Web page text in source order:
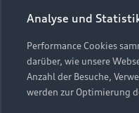
Vertrag widerrufen
Newsletter
Hinweis: Die aktuelle
Embleme am
Webseite kann
Analyse und
Performance Cookies
darüber, wie unsere
Anzahl der Besuche,
werden zur Optimierung